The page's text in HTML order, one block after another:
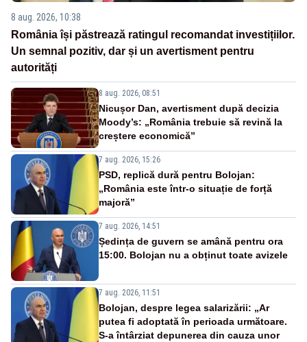
8 aug. 2026, 10:38
România își păstrează ratingul recomandat investițiilor.
Un semnal pozitiv, dar și un avertisment pentru
autorități
8 aug. 2026, 08:51
Nicușor Dan, avertisment după decizia
Moody’s: „România trebuie să revină la
creștere economică”
7 aug. 2026, 15:26
PSD, replică dură pentru Bolojan:
„România este într-o situație de forță
majoră”
7 aug. 2026, 14:51
Ședința de guvern se amână pentru ora
15:00. Bolojan nu a obținut toate avizele
7 aug. 2026, 11:51
Bolojan, despre legea salarizării: „Ar
putea fi adoptată în perioada următoare.
S-a întârziat depunerea din cauza unor